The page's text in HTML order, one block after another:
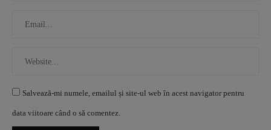
Salvează-mi numele, emailul și site-ul web în acest navigator pentru
data viitoare când o să comentez.